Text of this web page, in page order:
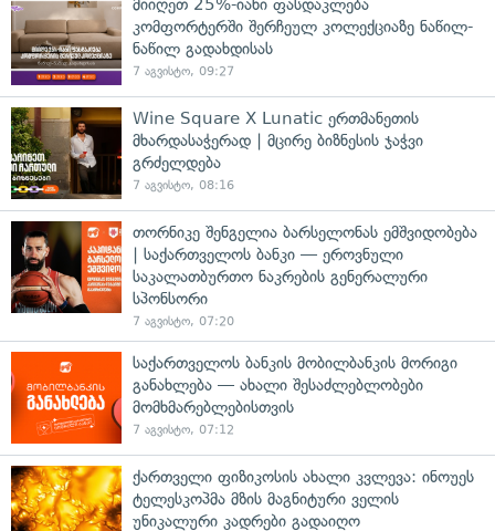
მიიღეთ 25%-იანი ფასდაკლება
კომფორტერში შერჩეულ კოლექციაზე ნაწილ-
ნაწილ გადახდისას
7 აგვისტო, 09:27
Wine Square X Lunatic ერთმანეთის
მხარდასაჭერად | მცირე ბიზნესის ჯაჭვი
გრძელდება
7 აგვისტო, 08:16
თორნიკე შენგელია ბარსელონას ემშვიდობება
| საქართველოს ბანკი — ეროვნული
საკალათბურთო ნაკრების გენერალური
სპონსორი
7 აგვისტო, 07:20
საქართველოს ბანკის მობილბანკის მორიგი
განახლება — ახალი შესაძლებლობები
მომხმარებლებისთვის
7 აგვისტო, 07:12
ქართველი ფიზიკოსის ახალი კვლევა: ინოუეს
ტელესკოპმა მზის მაგნიტური ველის
უნიკალური კადრები გადაიღო